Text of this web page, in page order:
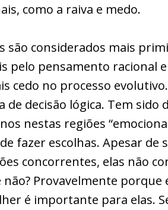
como a raiva e medo.
são considerados mais
pelo pensamento racional
cedo no processo
de decisão lógica. Tem
nestas regiões
fazer escolhas. Apesar de
concorrentes, elas não
Provavelmente porque
é importante para elas.